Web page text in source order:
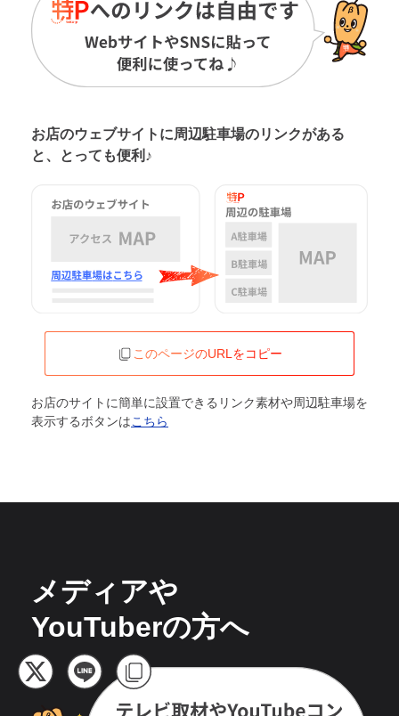
お店のウェブサイトに周辺駐車場のリンクがある
と、とっても便利♪
このページのURLをコピー
お店のサイトに簡単に設置できるリンク素材や周辺駐車場を
表示するボタンはこちら
メディアや
YouTuberの方へ